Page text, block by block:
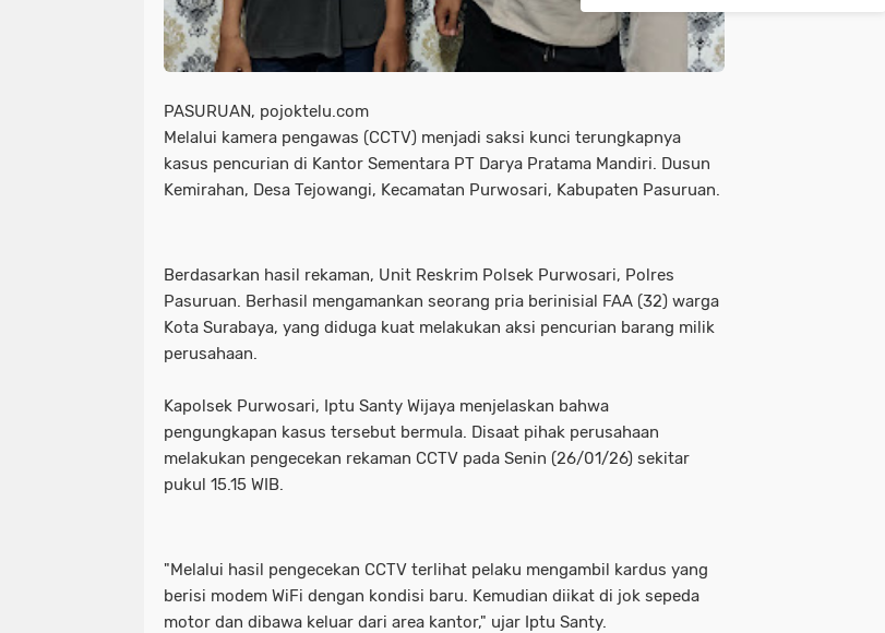
PASURUAN, pojoktelu.com
Melalui kamera pengawas (CCTV) menjadi saksi kunci terungkapnya
kasus pencurian di Kantor Sementara PT Darya Pratama Mandiri. Dusun
Kemirahan, Desa Tejowangi, Kecamatan Purwosari, Kabupaten Pasuruan.
Berdasarkan hasil rekaman, Unit Reskrim Polsek Purwosari, Polres
Pasuruan. Berhasil mengamankan seorang pria berinisial FAA (32) warga
Kota Surabaya, yang diduga kuat melakukan aksi pencurian barang milik
perusahaan.
Kapolsek Purwosari, Iptu Santy Wijaya menjelaskan bahwa
pengungkapan kasus tersebut bermula. Disaat pihak perusahaan
melakukan pengecekan rekaman CCTV pada Senin (26/01/26) sekitar
pukul 15.15 WIB.
"Melalui hasil pengecekan CCTV terlihat pelaku mengambil kardus yang
berisi modem WiFi dengan kondisi baru. Kemudian diikat di jok sepeda
motor dan dibawa keluar dari area kantor," ujar Iptu Santy.